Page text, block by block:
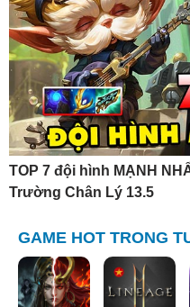
TOP 7 đội hình MẠNH
Trường Chân Lý 13.5
GAME HOT TRONG